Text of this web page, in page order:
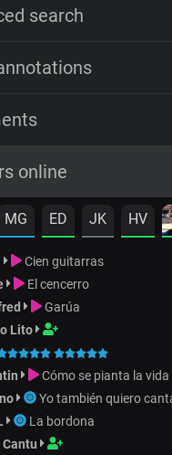
search
online
MG ED JK HV
Cien guitarras
El cencerro
Garúa
Lito
Cómo se pianta la vida
Yo también quiero
La bordona